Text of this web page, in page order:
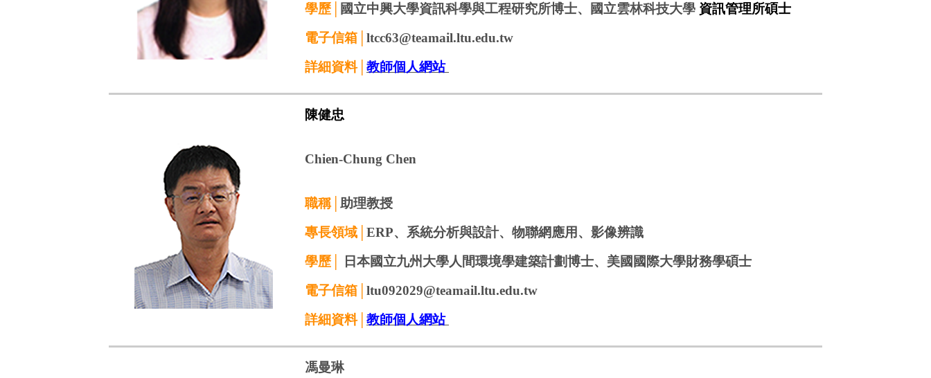
學歷│
國立中興大學資訊科學與工程研究所博士、 國立雲林科技大學 資訊管理所碩士
電子信箱│ ltcc63@teamail.ltu.edu.tw
詳細資料│ 教師個人網站
陳健忠
Chien-Chung Chen
職稱│ 助理教授
專長領域│ ERP、系統分析與設計、 物聯網應用、影像辨識
學歷│
日本國立九州大學人間環境學建築計劃博士、美國國際大學財務學碩士
電子信箱│ ltu092029@teamail.ltu.edu.tw
詳細資料│ 教師個人網站
馮曼琳